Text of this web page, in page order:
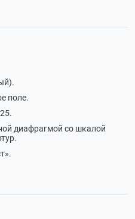
поле.
диафрагмой со шкалой